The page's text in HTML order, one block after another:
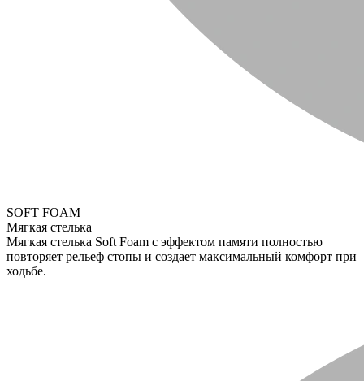
SOFT FOAM
Мягкая стелька
Мягкая стелька Soft Foam с эффектом памяти полностью
повторяет рельеф стопы и создает максимальный комфорт при
ходьбе.